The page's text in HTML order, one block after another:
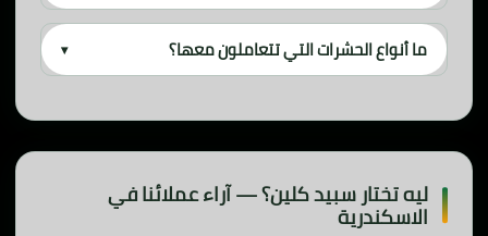
ما أنواع الحشرات التي تتعاملون معها؟ ▾
ليه تختار سبيد كلين؟ — آراء عملائنا في
الاسكندرية